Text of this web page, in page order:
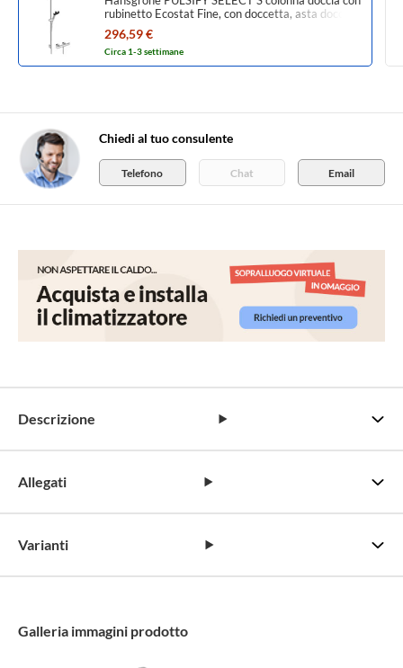
rubinetto Ecostat Fine, con doccetta, asta doccia
H.96 cm, cursore e flessibile doccia, finitura cromo
24261000
296,59 €
Circa 1-3 settimane
Chiedi al tuo consulente
Telefono Chat Email
Descrizione
Allegati
Varianti
Galleria immagini prodotto